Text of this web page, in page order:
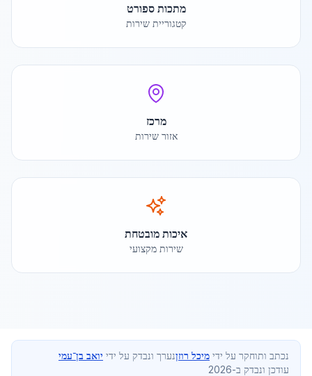
מתכות ספורט
קטגוריית שירות
מרכז
אזור שירות
איכות מובטחת
שירות מקצועי
נכתב ותוחקר על ידי מיכל רוזןנערך ונבדק על ידי יואב בן־עמי
עודכן ונבדק ב-2026